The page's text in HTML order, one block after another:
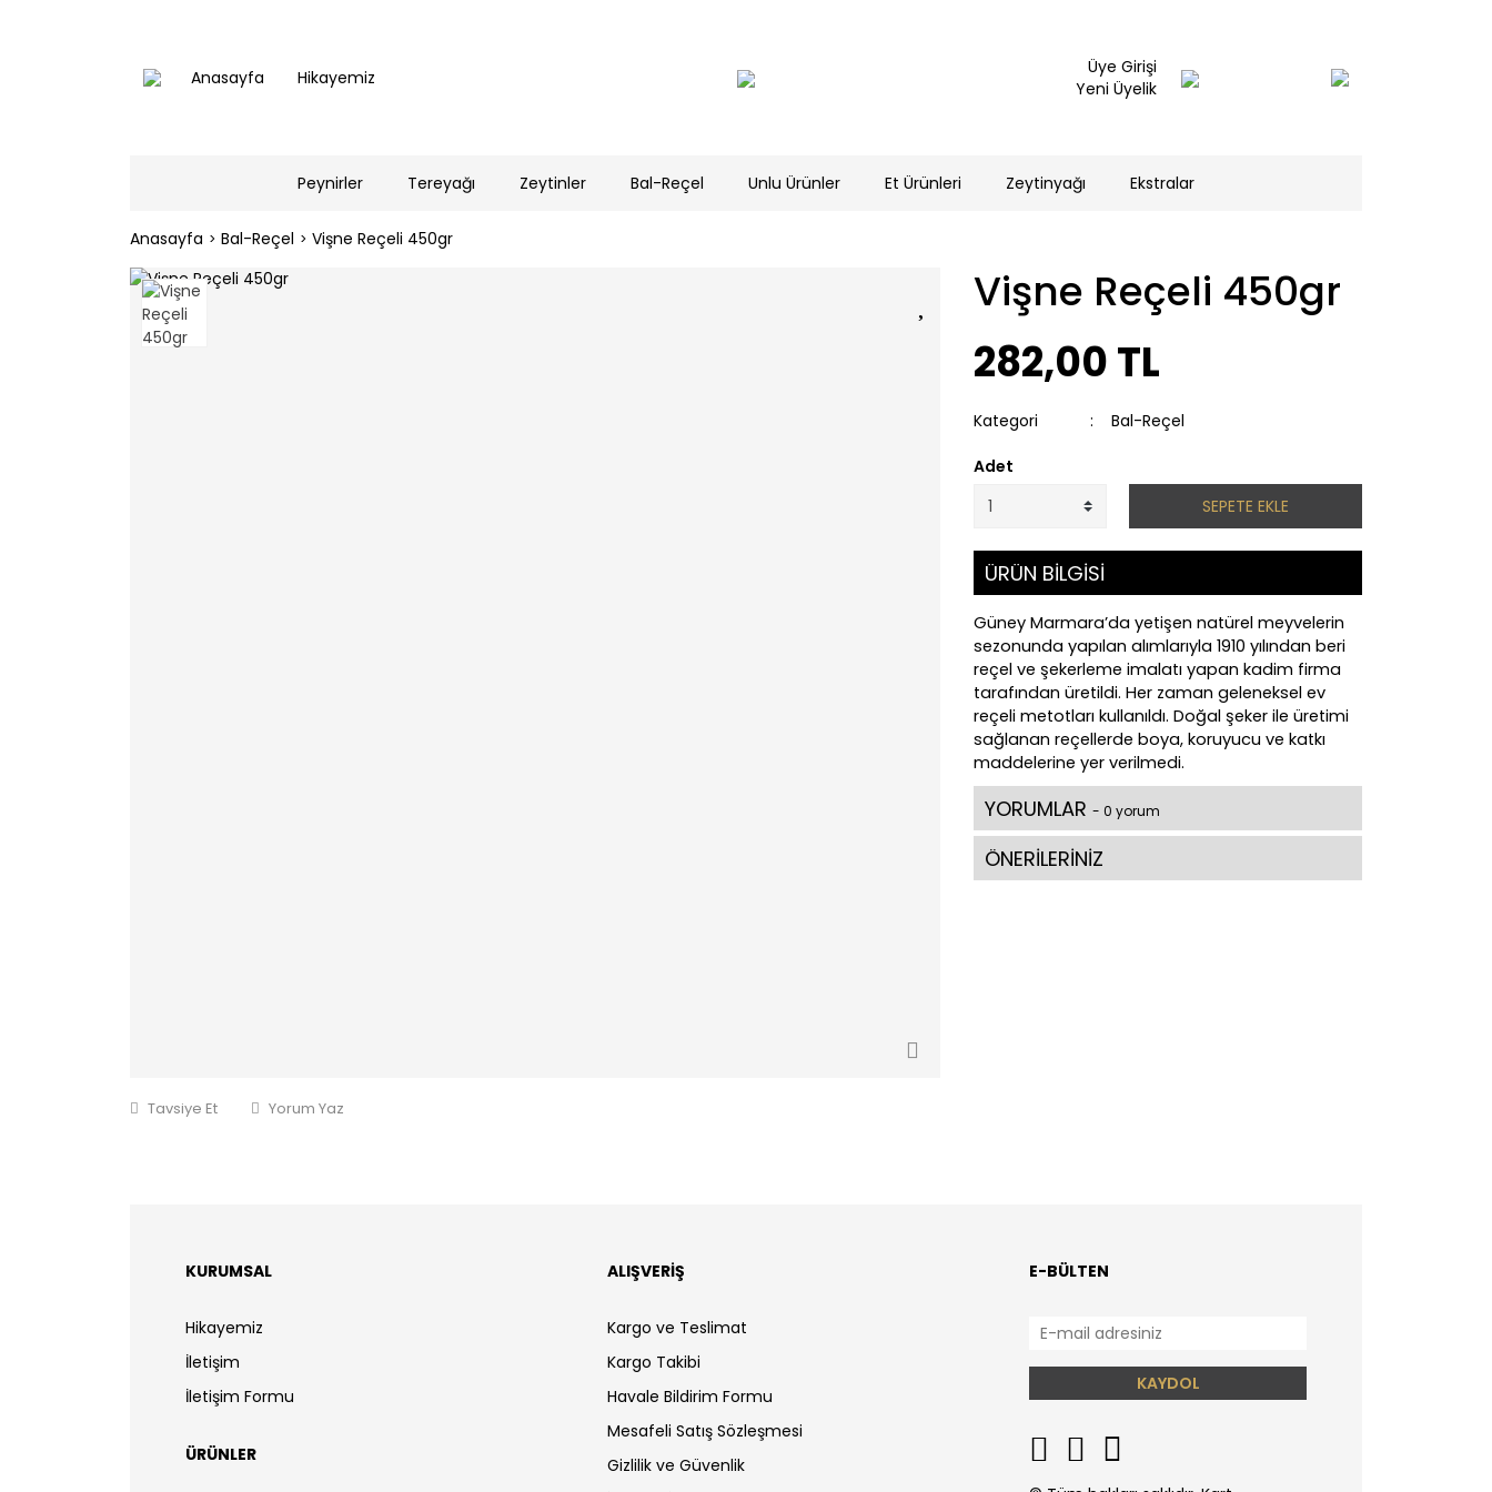
Anasayfa Hikayemiz
Üye Girişi
Yeni Üyelik
Peynirler Tereyağı Zeytinler Bal-Reçel Unlu Ürünler Et Ürünleri Zeytinyağı Ekstralar
Anasayfa Bal-Reçel Vişne Reçeli 450gr
Tavsiye Et Yorum Yaz
Vişne Reçeli 450gr
282,00 TL
Kategori Bal-Reçel
Adet
SEPETE EKLE
ÜRÜN BİLGİSİ
Güney Marmara’da yetişen natürel meyvelerin
sezonunda yapılan alımlarıyla 1910 yılından beri
reçel ve şekerleme imalatı yapan kadim firma
tarafından üretildi. Her zaman geleneksel ev
reçeli metotları kullanıldı. Doğal şeker ile üretimi
sağlanan reçellerde boya, koruyucu ve katkı
maddelerine yer verilmedi.
YORUMLAR - 0 yorum
ÖNERİLERİNİZ
KURUMSAL
Hikayemiz
İletişim
İletişim Formu
ÜRÜNLER
ALIŞVERİŞ
Kargo ve Teslimat
Kargo Takibi
Havale Bildirim Formu
Mesafeli Satış Sözleşmesi
Gizlilik ve Güvenlik
E-BÜLTEN
KAYDOL